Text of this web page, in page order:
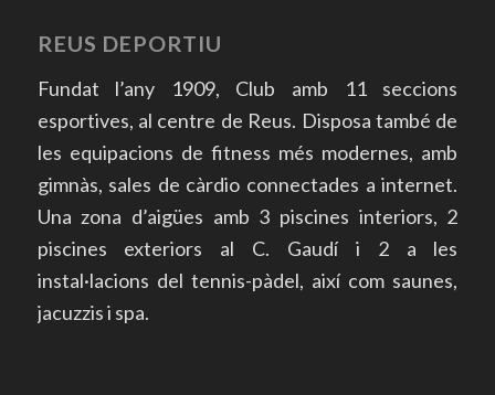
REUS DEPORTIU
Fundat l’any 1909, Club amb 11 seccions
esportives, al centre de Reus. Disposa també de
les equipacions de fitness més modernes, amb
gimnàs, sales de càrdio connectades a internet.
Una zona d’aigües amb 3 piscines interiors, 2
piscines exteriors al C. Gaudí i 2 a les
instal·lacions del tennis-pàdel, així com saunes,
jacuzzis i spa.